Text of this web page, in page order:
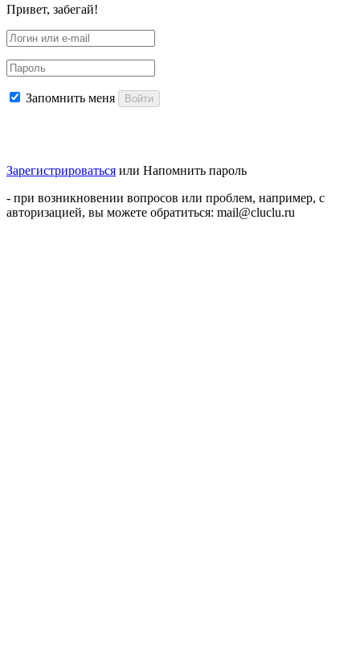
Привет, забегай!
Запомнить меня Войти
Зарегистрироваться или Напомнить пароль
- при возникновении вопросов или проблем, например, с
авторизацией, вы можете обратиться: mail@cluclu.ru